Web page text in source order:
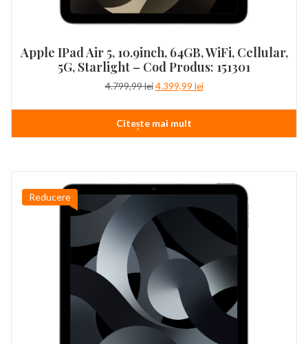
Apple IPad Air 5, 10.9inch, 64GB, WiFi, Cellular,
5G, Starlight – Cod Produs: 151301
4.799,99lei Prețul
a
fost:
4.799,99 lei.
4.399,99 leiPrețul
este:
Citește mai mult
Reducere